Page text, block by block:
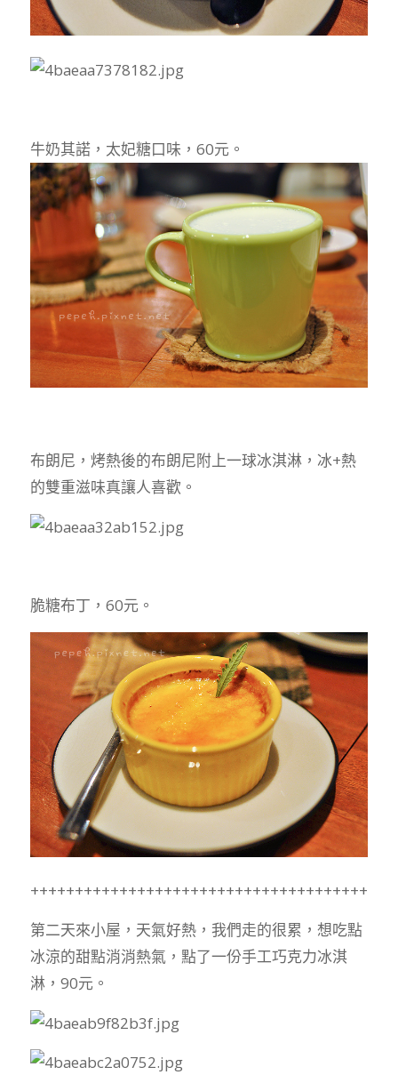
牛奶其諾，太妃糖口味，60元。
布朗尼，烤熱後的布朗尼附上一球冰淇淋，冰+熱
的雙重滋味真讓人喜歡。
脆糖布丁，60元。
第二天來小屋，天氣好熱，我們走的很累，想吃點
冰涼的甜點消消熱氣，點了一份手工巧克力冰淇
淋，90元。